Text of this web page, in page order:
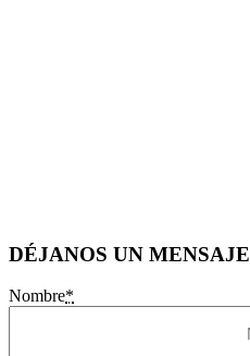
DÉJANOS UN MENSAJE
Nombre*